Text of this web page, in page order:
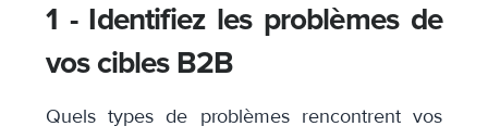
1 - Identifiez les problèmes de
vos cibles B2B
Quels types de problèmes rencontrent vos